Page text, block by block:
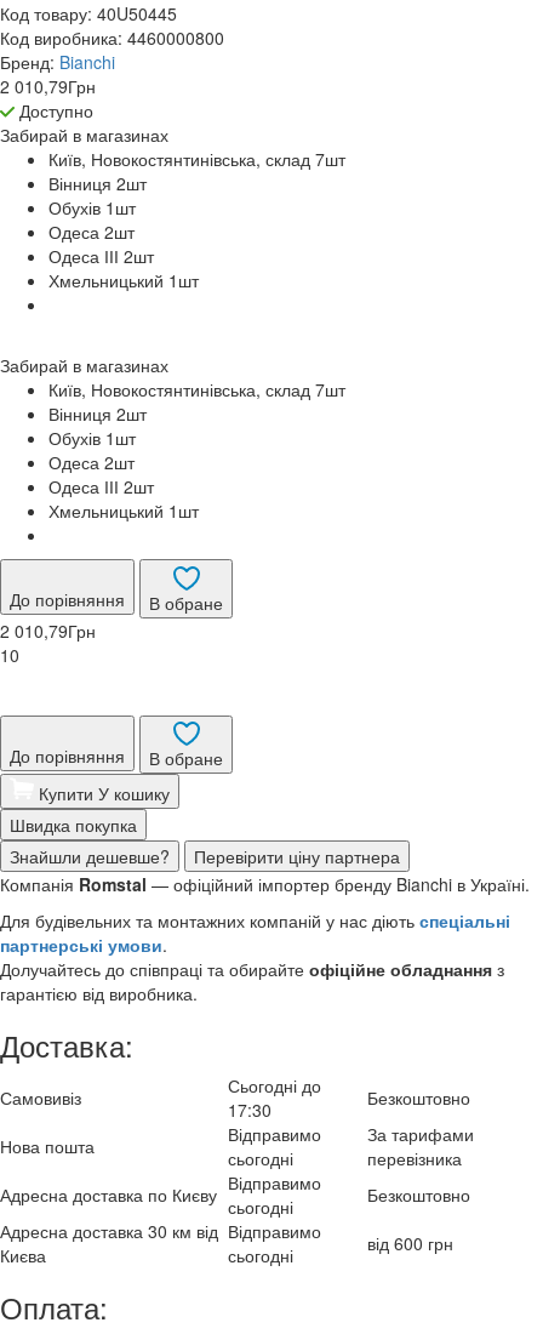
Код товару: 40U50445
Код виробника: 4460000800
Бренд: Bianchi
2 010,79Грн
Доступно
Забирай в магазинах
Київ, Новокостянтинівська, склад 7шт
Вінниця 2шт
Обухів 1 шт
Одеса 2шт
Одеса ІІІ 2шт
Хмельницький 1 шт
Забирай в магазинах
Київ, Новокостянтинівська, склад 7шт
Вінниця 2шт
Обухів 1 шт
Одеса 2шт
Одеса ІІІ 2шт
Хмельницький 1 шт
До порівняння
В обране
2 010,79Грн
10
До порівняння
В обране
Купити У кошику
Швидка покупка
Знайшли дешевше?
Перевірити ціну партнера
Компанія Romstal — офіційний імпортер бренду Bianchi в Україні.
Для будівельних та монтажних компаній у нас діють спеціальні
партнерські умови.
Долучайтесь до співпраці та обирайте офіційне обладнання з
гарантією від виробника.
Доставка:
Самовивіз
Сьогодні до
17:30
Безкоштовно
Нова пошта
Відправимо
сьогодні
За тарифами
перевізника
Адресна доставка по Києву Відправимо
сьогодні
Безкоштовно
Адресна доставка 30 км від
Києва
Відправимо
сьогодні
від 600 грн
Оплата: